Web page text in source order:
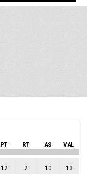
PT RT AS VAL
12 2 10 13